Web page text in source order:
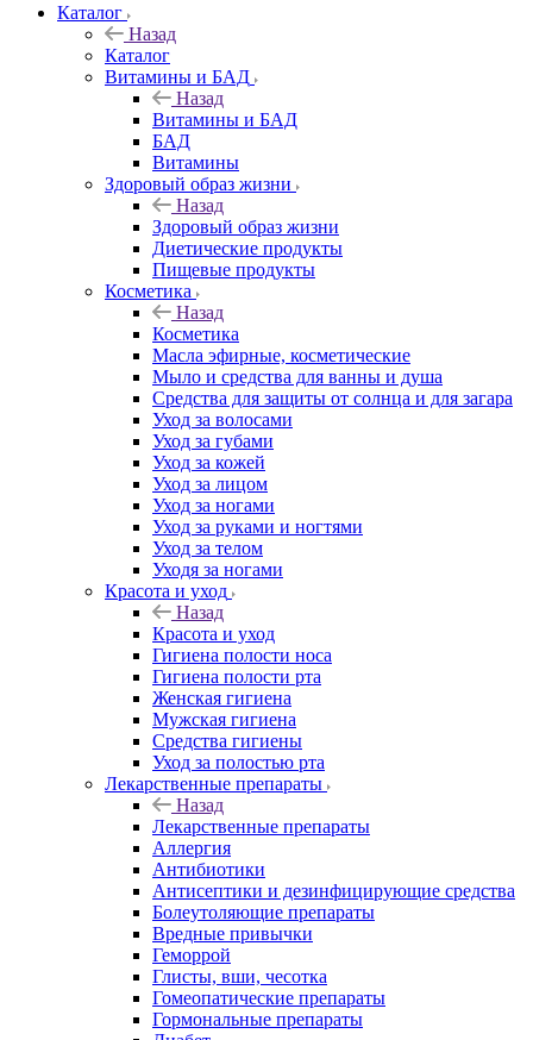
Каталог
Назад
Каталог
Витамины и БАД
Назад
Витамины и БАД
БАД
Витамины
Здоровый образ жизни
Назад
Здоровый образ жизни
Диетические продукты
Пищевые продукты
Косметика
Назад
Косметика
Масла эфирные, косметические
Мыло и средства для ванны и душа
Средства для защиты от солнца и для загара
Уход за волосами
Уход за губами
Уход за кожей
Уход за лицом
Уход за ногами
Уход за руками и ногтями
Уход за телом
Уходя за ногами
Красота и уход
Назад
Красота и уход
Гигиена полости носа
Гигиена полости рта
Женская гигиена
Мужская гигиена
Средства гигиены
Уход за полостью рта
Лекарственные препараты
Назад
Лекарственные препараты
Аллергия
Антибиотики
Антисептики и дезинфицирующие средства
Болеутоляющие препараты
Вредные привычки
Геморрой
Глисты, вши, чесотка
Гомеопатические препараты
Гормональные препараты